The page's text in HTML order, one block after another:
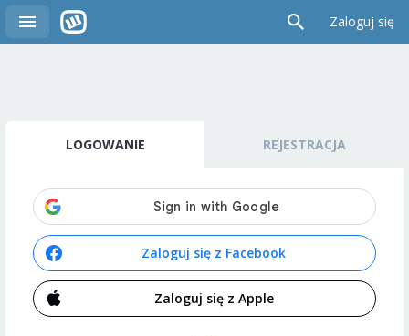
Zaloguj się
LOGOWANIE REJESTRACJA
Zaloguj się z Facebook
Zaloguj się z Apple